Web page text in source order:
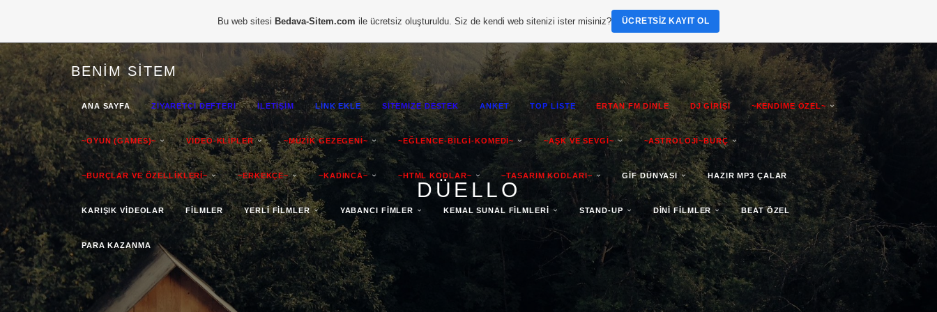
BENIM SITEM
ANA SAYFA ZİYARETÇİ DEFTERİ İLETİŞİM LİNK EKLE SİTEMİZE DESTEK ANKET TOP LİSTE ERTAN FM DİNLE DJ GİRİŞİ ~KENDİME ÖZEL~
~OYUN (GAMES)~ VİDEO-KLİPLER ~MÜZİK GEZEGENİ~ ~EĞLENCE-BİLGİ-KOMEDİ~ ~AŞK VE SEVGİ~ ~ASTROLOJİ~BURÇ
~BURÇLAR VE ÖZELLİKLERİ~ ~ERKEKÇE~ ~KADINCA~ ~HTML KODLAR~ ~TASARIM KODLARI~ GİF DÜNYASI HAZIR MP3 ÇALAR
KARIŞIK VİDEOLAR FİLMLER YERLİ FİLMLER YABANCI FİMLER KEMAL SUNAL FİLMLERİ STAND-UP DİNİ FİLMLER BEAT ÖZEL
PARA KAZANMA
DÜELLO
Bu web sitesi Bedava-Sitem.com ile ücretsiz oluşturuldu. Siz de kendi web sitenizi ister misiniz? ÜCRETSIZ KAYIT OL